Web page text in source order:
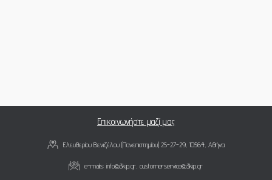
Επικοινωνήστε μαζί μας
Ελευθερίου Βενιζέλου (Πανεπιστημίου) 25-27-29, 10564, Αθήνα
e-mails:info@3kip.gr ,customerservice@3kip.gr